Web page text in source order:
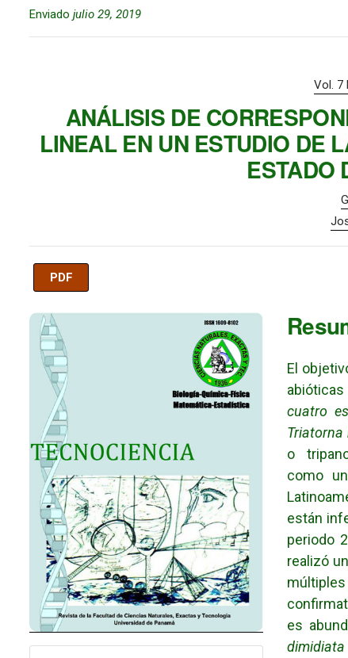
Enviado julio 29, 2019
Vol. 7
ANÁLISIS DE
LINEAL EN UN ESTUDIO DE
ESTADO
PDF
Imagen de portada
El
abióticas
cuatro
Triatorna
o
como
están
periodo
realizó
es
dimidiata